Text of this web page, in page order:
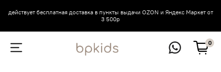
действует бесплатная доставка в пункты выдачи OZON и Яндекс Маркет от
3 500р
0